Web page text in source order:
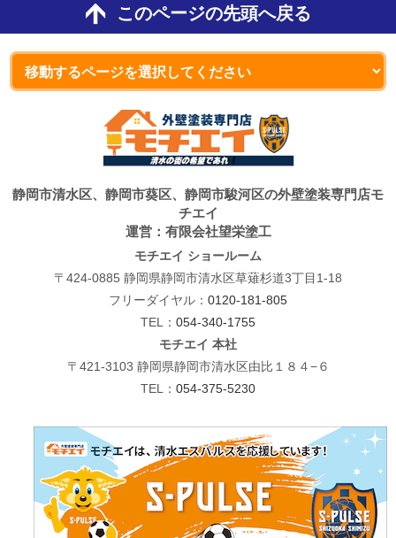
このページの先頭へ戻る
静岡市清水区、静岡市葵区、静岡市駿河区の外壁塗装専門店モ
チエイ
運営：有限会社望栄塗工
モチエイ ショールーム
〒424-0885 静岡県静岡市清水区草薙杉道3丁目1-18
フリーダイヤル： 0120-181-805
TEL： 054-340-1755
モチエイ 本社
〒421-3103 静岡県静岡市清水区由比１８４−６
TEL： 054-375-5230